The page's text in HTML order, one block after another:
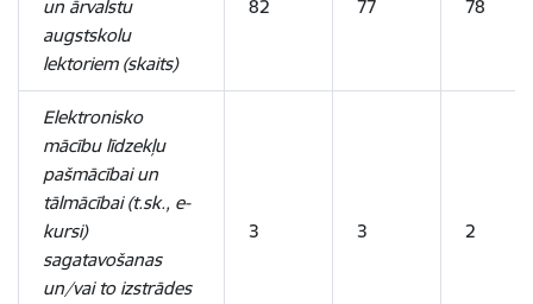
un ārvalstu
augstskolu
lektoriem (skaits)
82 77 78
Elektronisko
mācību līdzekļu
pašmācībai un
tālmācībai (t.sk., e-
kursi)
sagatavošanas
un/vai to izstrādes
3 3 2